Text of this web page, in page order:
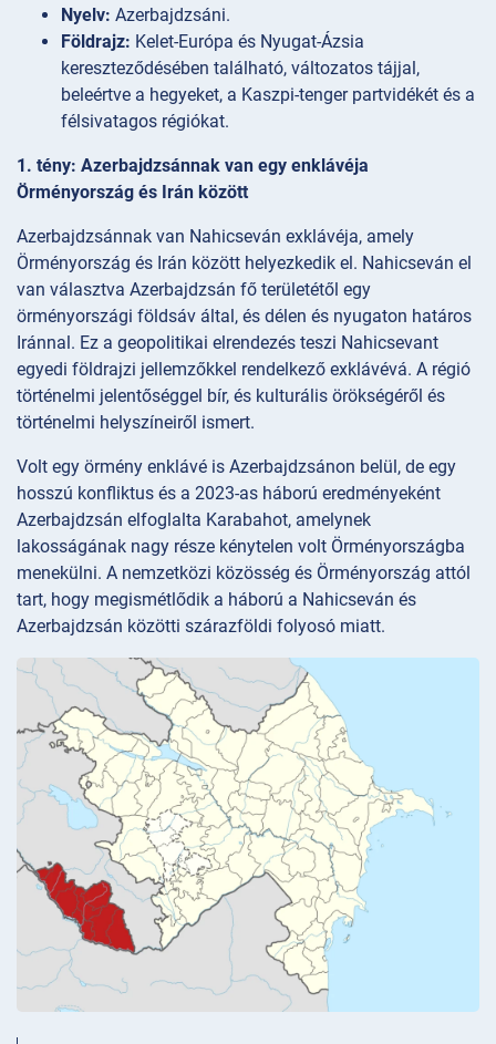
Nyelv: Azerbajdzsáni.
Földrajz: Kelet-Európa és Nyugat-Ázsia
kereszteződésében található, változatos tájjal,
beleértve a hegyeket, a Kaszpi-tenger partvidékét és a
félsivatagos régiókat.
1. tény: Azerbajdzsánnak van egy enklávéja
Örményország és Irán között
Azerbajdzsánnak van Nahicseván exklávéja, amely
Örményország és Irán között helyezkedik el. Nahicseván el
van választva Azerbajdzsán fő területétől egy
örményországi földsáv által, és délen és nyugaton határos
Iránnal. Ez a geopolitikai elrendezés teszi Nahicsevant
egyedi földrajzi jellemzőkkel rendelkező exklávévá. A régió
történelmi jelentőséggel bír, és kulturális örökségéről és
történelmi helyszíneiről ismert.
Volt egy örmény enklávé is Azerbajdzsánon belül, de egy
hosszú konfliktus és a 2023-as háború eredményeként
Azerbajdzsán elfoglalta Karabahot, amelynek
lakosságának nagy része kénytelen volt Örményországba
menekülni. A nemzetközi közösség és Örményország attól
tart, hogy megismétlődik a háború a Nahicseván és
Azerbajdzsán közötti szárazföldi folyosó miatt.